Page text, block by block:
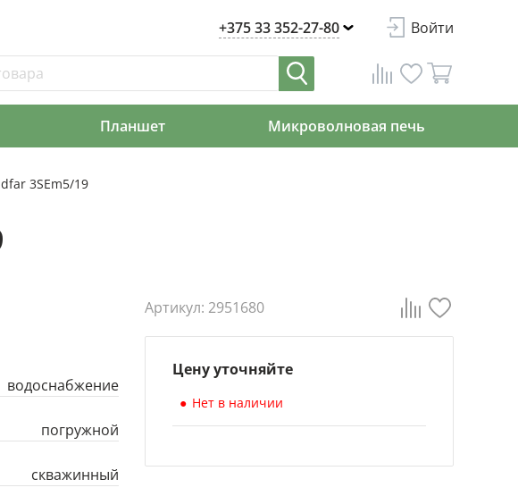
+375 33 352-27-80 Войти
Планшет Микроволновая печь
3SEm5/19
водоснабжение
погружной
скважинный
Артикул: 2951680
Цену уточняйте
Нет в наличии